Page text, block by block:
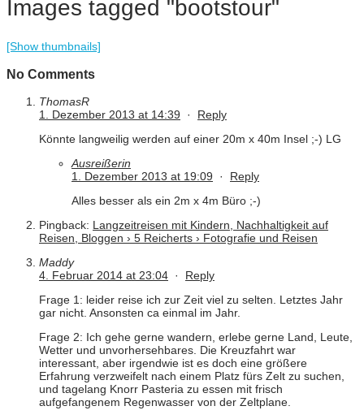
Images tagged "bootstour"
[Show thumbnails]
No Comments
ThomasR
1. Dezember 2013 at 14:39 · Reply
Könnte langweilig werden auf einer 20m x 40m Insel ;-) LG
Ausreißerin
1. Dezember 2013 at 19:09 · Reply
Alles besser als ein 2m x 4m Büro ;-)
Pingback: Langzeitreisen mit Kindern, Nachhaltigkeit auf
Reisen, Bloggen › 5 Reicherts › Fotografie und Reisen
Maddy
4. Februar 2014 at 23:04 · Reply
Frage 1: leider reise ich zur Zeit viel zu selten. Letztes Jahr
gar nicht. Ansonsten ca einmal im Jahr.
Frage 2: Ich gehe gerne wandern, erlebe gerne Land, Leute,
Wetter und unvorhersehbares. Die Kreuzfahrt war
interessant, aber irgendwie ist es doch eine größere
Erfahrung verzweifelt nach einem Platz fürs Zelt zu suchen,
und tagelang Knorr Pasteria zu essen mit frisch
aufgefangenem Regenwasser von der Zeltplane.